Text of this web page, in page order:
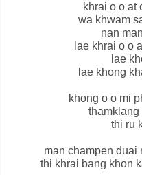
khrai o o at
wa khwam
nan
lae khrai o o
lae
lae khong
khong o o mi
thamklang
thi ru
man champen duai
thi khrai bang khon